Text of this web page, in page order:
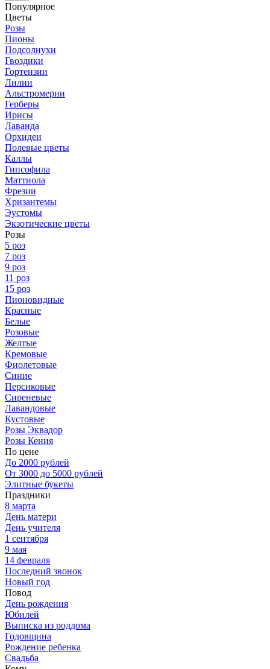
Популярное
Цветы
Розы
Пионы
Подсолнухи
Гвоздики
Гортензии
Лилии
Альстромерии
Герберы
Ирисы
Лаванда
Орхидеи
Полевые цветы
Каллы
Гипсофила
Маттиола
Фрезии
Хризантемы
Эустомы
Экзотические цветы
Розы
5 роз
7 роз
9 роз
11 роз
15 роз
Пионовидные
Красные
Белые
Розовые
Желтые
Кремовые
Фиолетовые
Синие
Персиковые
Сиреневые
Лавандовые
Кустовые
Розы Эквадор
Розы Кения
По цене
До 2000 рублей
От 3000 до 5000 рублей
Элитные букеты
Праздники
8 марта
День матери
День учителя
1 сентября
9 мая
14 февраля
Последний звонок
Новый год
Повод
День рождения
Юбилей
Выписка из роддома
Годовщина
Рождение ребенка
Свадьба